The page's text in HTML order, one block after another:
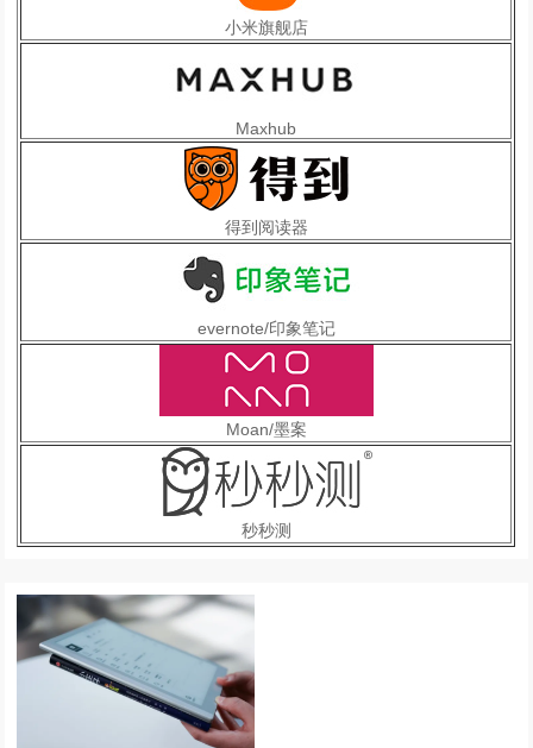
小米旗舰店
Maxhub
得到阅读器
evernote/印象笔记
Moan/墨案
秒秒测